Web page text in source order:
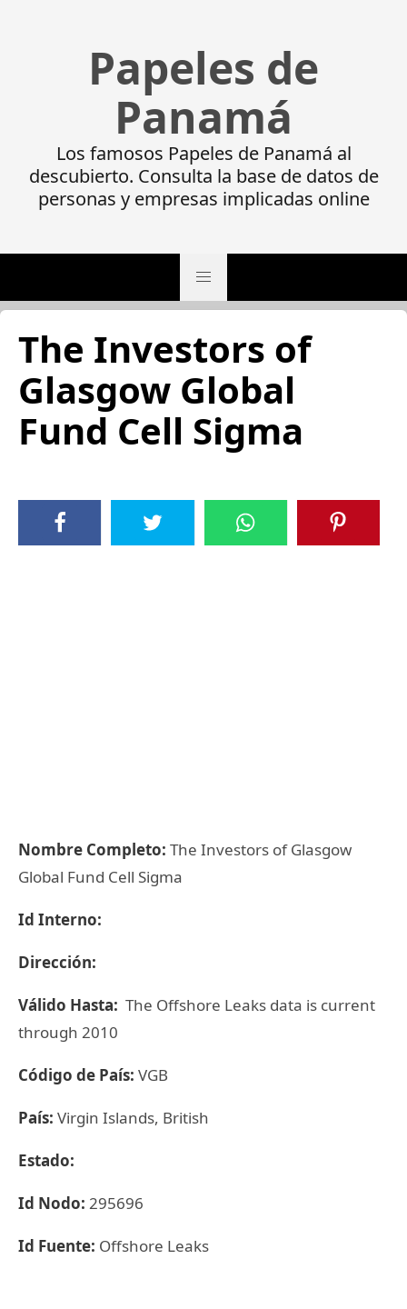
Papeles de
Panamá
Los famosos Papeles de Panamá al
descubierto. Consulta la base de datos de
personas y empresas implicadas online
The Investors of
Glasgow Global
Fund Cell Sigma
Nombre Completo: The Investors of Glasgow
Global Fund Cell Sigma
Id Interno:
Dirección:
Válido Hasta: The Offshore Leaks data is current
through 2010
Código de País: VGB
País: Virgin Islands, British
Estado:
Id Nodo: 295696
Id Fuente: Offshore Leaks